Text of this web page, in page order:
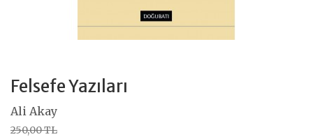
Felsefe Yazıları
Ali Akay
250,00 TL